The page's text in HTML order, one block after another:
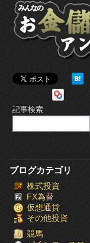
記事検索
ブログカテゴリ
株式投資
FX為替
仮想通貨
その他投資
競馬